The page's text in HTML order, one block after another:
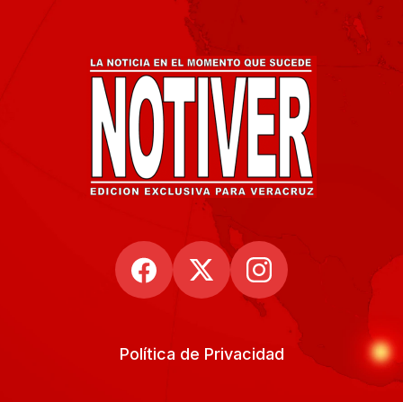
Política de Privacidad